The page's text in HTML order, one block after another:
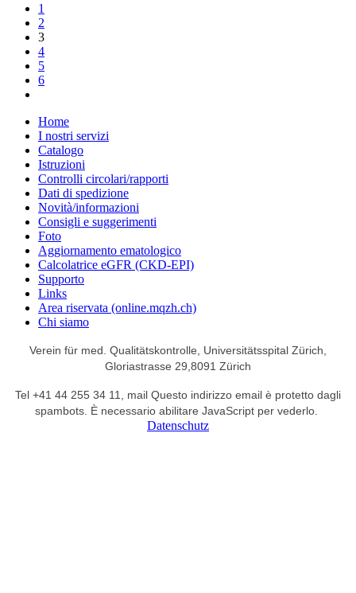
1
2
3
4
5
6
Home
I nostri servizi
Catalogo
Istruzioni
Controlli circolari/rapporti
Dati di spedizione
Novità/informazioni
Consigli e suggerimenti
Foto
Aggiornamento ematologico
Calcolatrice eGFR (CKD-EPI)
Supporto
Links
Area riservata (online.mqzh.ch)
Chi siamo
Verein für med. Qualitätskontrolle, Universitätsspital Zürich,
Gloriastrasse 29, 8091 Zürich
Tel +41 44 255 34 11, mail Questo indirizzo email è protetto dagli
spambots. È necessario abilitare JavaScript per vederlo.
Datenschutz